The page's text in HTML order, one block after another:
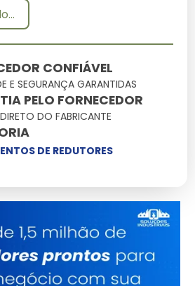
condições extremas, este
como uma das soluções
Técnicas
Detalhes
Engenharia de ponta
durabilidade
impactos e variações
Ergonomia pensada
na facilidade
operacional
Consultoria
Especializada
CONFIÁVEL
E SEGURANÇA GARANTIDAS
PELO FORNECEDOR
DO FABRICANTE
DE REDUTORES